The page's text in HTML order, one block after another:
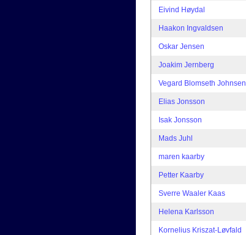
Eivind Høydal
Haakon Ingvaldsen
Oskar Jensen
Joakim Jernberg
Vegard Blomseth Johnsen
Elias Jonsson
Isak Jonsson
Mads Juhl
maren kaarby
Petter Kaarby
Sverre Waaler Kaas
Helena Karlsson
Kornelius Kriszat-Løvfald